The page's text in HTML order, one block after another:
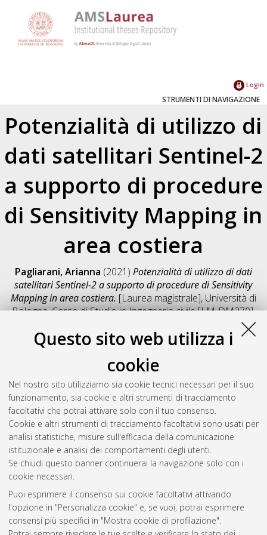
Questo sito web utilizza i
cookie
Nel nostro sito utilizziamo sia cookie tecnici necessari per il suo
funzionamento, sia cookie e altri strumenti di tracciamento
facoltativi che potrai attivare solo con il tuo consenso.
Cookie e altri strumenti di tracciamento facoltativi sono usati per
analisi statistiche, misure sull'efficacia della comunicazione
istituzionale e analisi dei comportamenti degli utenti.
Se chiudi questo banner continuerai la navigazione solo con i
cookie necessari.
Puoi esprimere il consenso sui cookie facoltativi attivando
l'opzione in "Personalizza cookie" e, se vuoi, potrai esprimere
consensi più specifici in "Mostra cookie di profilazione".
Login
STRUMENTI DI NAVIGAZIONE
Potenzialità di utilizzo di
dati satellitari Sentinel-2
a supporto di procedure
di Sensitivity Mapping in
area costiera
Pagliarani, Arianna (2021) Potenzialità di utilizzo di dati
satellitari Sentinel-2 a supporto di procedure di Sensitivity
Mapping in area costiera. [Laurea magistrale], Università di
Bologna, Corso di Studio inIngegneria civile [LM-DM270],
Salva citazione
Condividi
Il full-text non è disponibile per scelta dell'autore. (
Abstract
Altri metadati
Gestione del documento:
Atom
Rss 1.0